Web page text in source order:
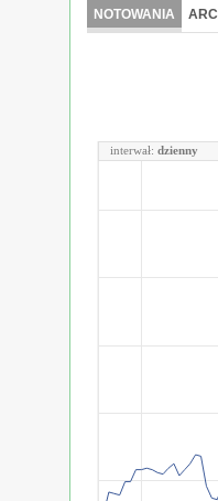
NOTOWANIA
interwał: dzienny